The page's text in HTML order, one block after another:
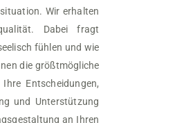
Wir erhalten
Dabei fragt
fühlen und wie
die größtmögliche
Entscheidungen,
und Unterstützung
an Ihren